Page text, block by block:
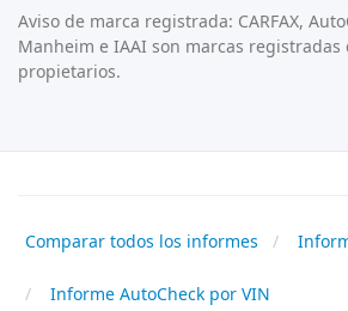
Aviso de marca registrada: CARFAX,
Manheim e IAAI son marcas registradas
propietarios.
Comparar todos los informes
Informe AutoCheck por VIN